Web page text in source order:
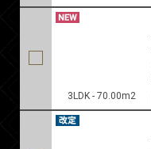
3LDK - 70.00m2